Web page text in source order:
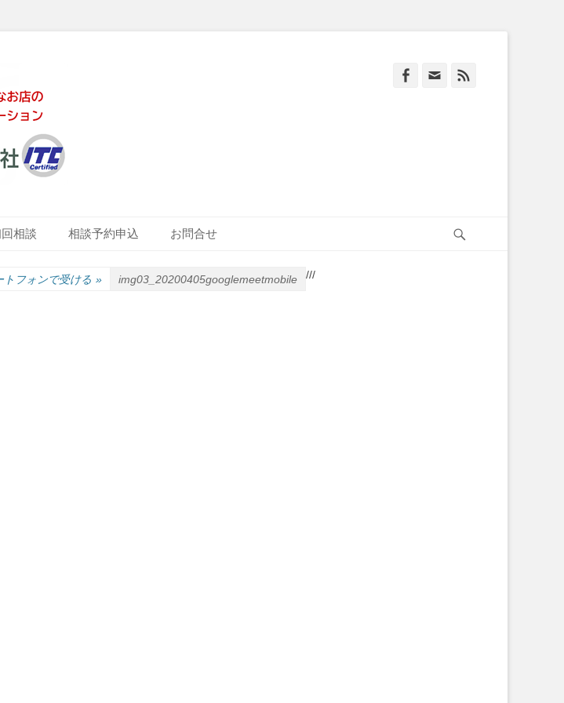
社 Facebook
Email
相談 相談予約申込 お問合せ
///
フォンで受ける » img03_20200405googlemeetmobile